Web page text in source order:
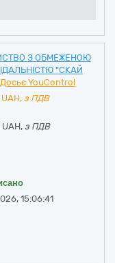
З ОБМЕЖЕНОЮ
"СКАЙ
Досьє YouControl
UAH, з ПДВ
з ПДВ
15:06:41